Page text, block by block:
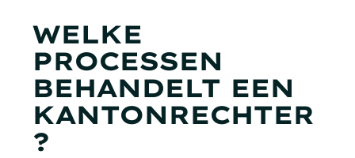
WELKE
PROCESSEN
BEHANDELT EEN
KANTONRECHTER
?